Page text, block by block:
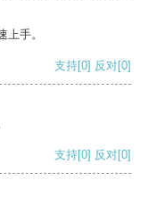
手。
支持[0] 反对[0]
支持[0] 反对[0]